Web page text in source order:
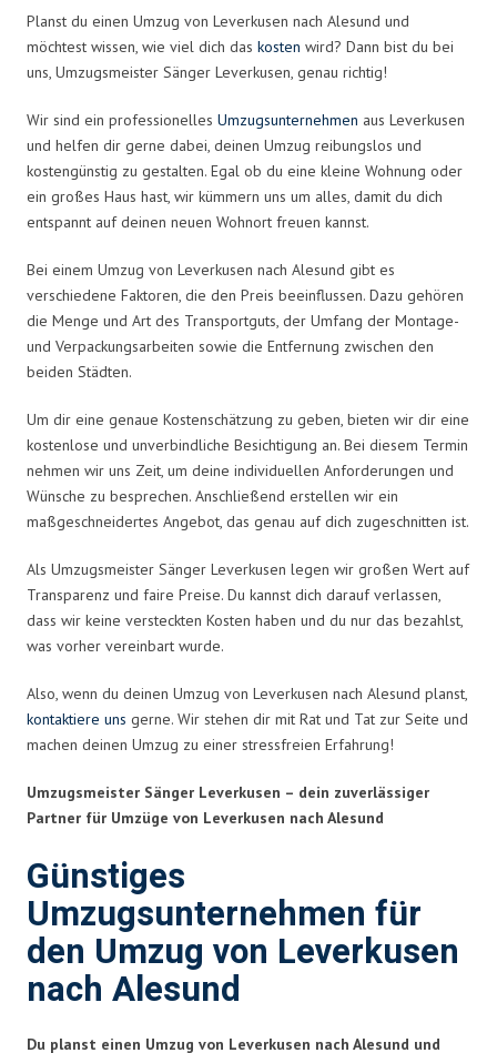
Planst du einen Umzug von Leverkusen nach Alesund und
möchtest wissen, wie viel dich das kosten wird? Dann bist du bei
uns, Umzugsmeister Sänger Leverkusen, genau richtig!
Wir sind ein professionelles Umzugsunternehmen aus Leverkusen
und helfen dir gerne dabei, deinen Umzug reibungslos und
kostengünstig zu gestalten. Egal ob du eine kleine Wohnung oder
ein großes Haus hast, wir kümmern uns um alles, damit du dich
entspannt auf deinen neuen Wohnort freuen kannst.
Bei einem Umzug von Leverkusen nach Alesund gibt es
verschiedene Faktoren, die den Preis beeinflussen. Dazu gehören
die Menge und Art des Transportguts, der Umfang der Montage-
und Verpackungsarbeiten sowie die Entfernung zwischen den
beiden Städten.
Um dir eine genaue Kostenschätzung zu geben, bieten wir dir eine
kostenlose und unverbindliche Besichtigung an. Bei diesem Termin
nehmen wir uns Zeit, um deine individuellen Anforderungen und
Wünsche zu besprechen. Anschließend erstellen wir ein
maßgeschneidertes Angebot, das genau auf dich zugeschnitten ist.
Als Umzugsmeister Sänger Leverkusen legen wir großen Wert auf
Transparenz und faire Preise. Du kannst dich darauf verlassen,
dass wir keine versteckten Kosten haben und du nur das bezahlst,
was vorher vereinbart wurde.
Also, wenn du deinen Umzug von Leverkusen nach Alesund planst,
kontaktiere uns gerne. Wir stehen dir mit Rat und Tat zur Seite und
machen deinen Umzug zu einer stressfreien Erfahrung!
Umzugsmeister Sänger Leverkusen – dein zuverlässiger
Partner für Umzüge von Leverkusen nach Alesund
Günstiges
Umzugsunternehmen für
den Umzug von Leverkusen
nach Alesund
Du planst einen Umzug von Leverkusen nach Alesund und